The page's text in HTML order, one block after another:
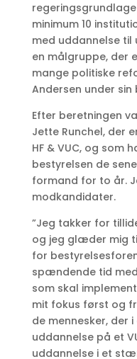
minimum 10
med uddannelse til
en målgruppe, der
mange politiske
Andersen under sin
Efter beretningen
Jette Runchel, der
HF & VUC, og som
bestyrelsen de
formand for to år.
modkandidater.
”Jeg takker for
og jeg glæder mig
for
spændende tid
som skal
mit fokus først og
de mennesker, der
uddannelse på et
uddannelse i et